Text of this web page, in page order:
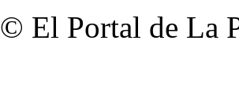
© El Portal de La